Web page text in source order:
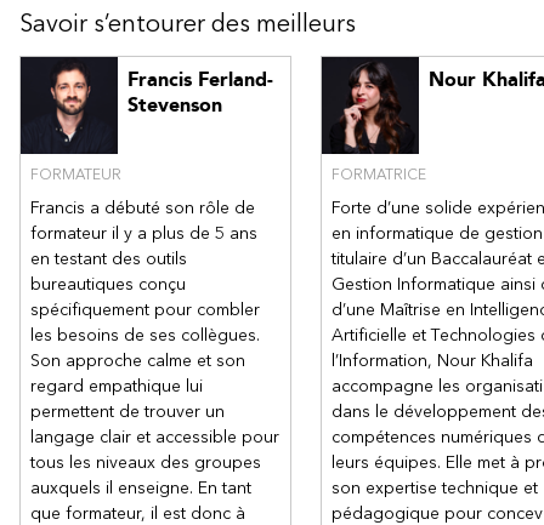
Savoir s’entourer des meilleurs
Francis Ferland-
Stevenson
FORMATEUR
Francis a débuté son rôle de
formateur il y a plus de 5 ans
en testant des outils
bureautiques conçu
spécifiquement pour combler
les besoins de ses collègues.
Son approche calme et son
regard empathique lui
permettent de trouver un
langage clair et accessible pour
tous les niveaux des groupes
auxquels il enseigne. En tant
que formateur, il est donc à
Nour
FORMATRICE
Forte d’une solide
en informatique de
titulaire d’un Baccalauréat
Gestion Informatique ainsi
d’une Maîtrise en
Artificielle et Technologies
l’Information, Nour Khalifa
accompagne les
dans le développement
compétences numériques
leurs équipes. Elle met à
son expertise technique et
pédagogique pour